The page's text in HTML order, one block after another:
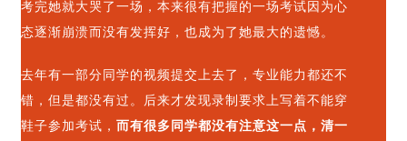
考完她就大哭了一场，本来很有把握的一场考试因为心
态逐渐崩溃而没有发挥好，也成为了她最大的遗憾。
去年有一部分同学的视频提交上去了，专业能力都还不
错，但是都没有过。后来才发现录制要求上写着不能穿
鞋子参加考试， 而有很多同学都没有注意这一点，清一